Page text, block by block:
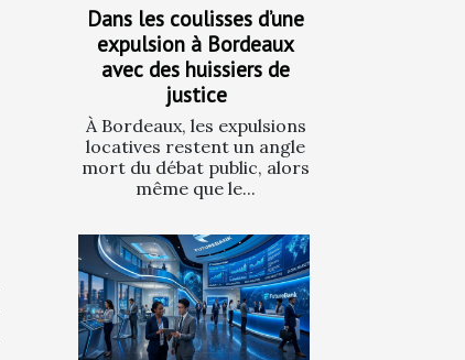
Dans les coulisses d’une
expulsion à Bordeaux
avec des huissiers de
justice
À Bordeaux, les expulsions
locatives restent un angle
mort du débat public, alors
même que le...